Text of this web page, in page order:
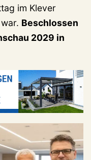
im Klever
Beschlossen
2029 in